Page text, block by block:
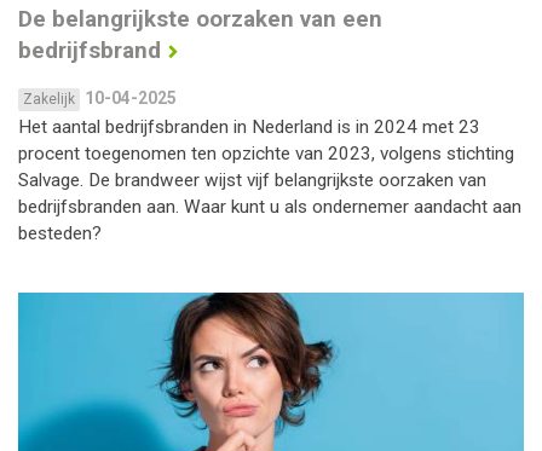
De belangrijkste oorzaken van een
bedrijfsbrand
Zakelijk 10-04-2025
Het aantal bedrijfsbranden in Nederland is in 2024 met 23
procent toegenomen ten opzichte van 2023, volgens stichting
Salvage. De brandweer wijst vijf belangrijkste oorzaken van
bedrijfsbranden aan. Waar kunt u als ondernemer aandacht aan
besteden?